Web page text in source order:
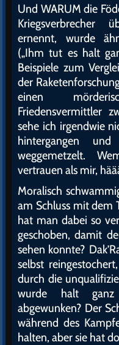
Und WARUM die
Kriegsverbrecher
ernennt, wurde
(„Ihm tut es halt
Beispiele zum
der
einen
Friedensvermittler
sehe ich irgendwie
hintergangen
weggemetzelt.
vertrauen als mir,
Moralisch
am Schluss mit dem
hat man dabei so
geschoben, damit
sehen konnte?
selbst
durch die
wurde halt
abgewunken? Der
während des
halten, aber sie hat